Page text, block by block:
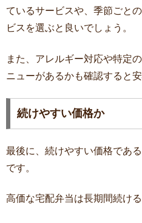
ているサービスや、季節ごと
ビスを選ぶと良いでしょう。
また、アレルギー対応や特定
ニューがあるかも確認すると安
続けやすい価格か
最後に、続けやすい価格であ
です。
高価な宅配弁当は長期間続け